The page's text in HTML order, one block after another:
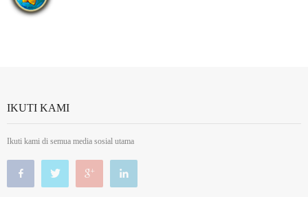
IKUTI KAMI
Ikuti kami di semua media sosial utama